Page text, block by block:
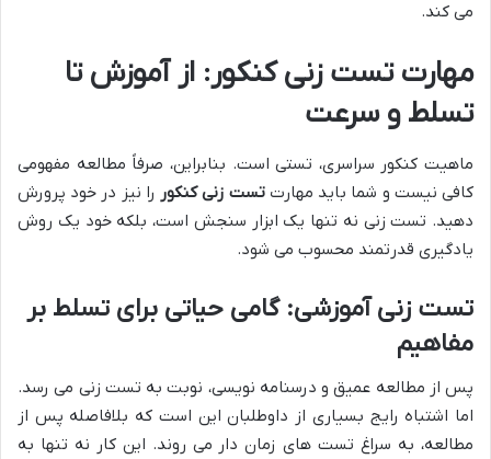
می کند.
مهارت تست زنی کنکور: از آموزش تا
تسلط و سرعت
ماهیت کنکور سراسری، تستی است. بنابراین، صرفاً مطالعه مفهومی
کافی نیست و شما باید مهارتتست زنی کنکور را نیز در خود پرورش
دهید. تست زنی نه تنها یک ابزار سنجش است، بلکه خود یک روش
یادگیری قدرتمند محسوب می شود.
تست زنی آموزشی: گامی حیاتی برای تسلط بر
مفاهیم
پس از مطالعه عمیق و درسنامه نویسی، نوبت به تست زنی می رسد.
اما اشتباه رایج بسیاری از داوطلبان این است که بلافاصله پس از
مطالعه، به سراغ تست های زمان دار می روند. این کار نه تنها به